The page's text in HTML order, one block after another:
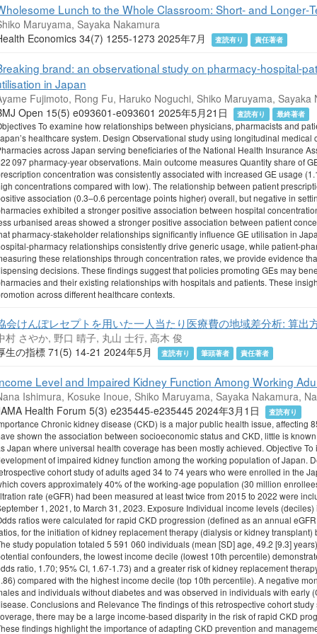
Lunch to the Whole Classroom: Short‐ and
Maruyama, Sayaka Nakamura
Economics 34(7) 1255-1273 2025年7月
査読有り 責任著者
brand: an observational study on pharmacy-hospital-
in Japan
Fujimoto, Rong Fu, Haruko Noguchi, Shiko Maruyama, Sayaka
Open 15(5) e093601-e093601 2025年5月21日
査読有り 最終著者
To examine how relationships between physicians, pharmacists and
healthcare system. Design Observational study using longitudinal
across Japan serving beneficiaries of the National Health Insurance
097 pharmacy-year observations. Main outcome measures Quantity share of
concentration was consistently associated with increased GE usage
concentrations compared with low). The relationship between patient
association (0.3–0.6 percentage points higher) overall, but negative in
exhibited a stronger positive association between hospital
urbanised areas showed a stronger positive association between patient
pharmacy-stakeholder relationships significantly influence GE utilisation in
pharmacy relationships consistently drive generic usage, while patient-
these relationships through concentration rates, we provide evidence
decisions. These findings suggest that policies promoting GEs may
and their existing relationships with hospitals and patients. These
across different healthcare contexts.
会けんぽレセプトを用いた一人当たり医療費の地域差分析: 算出
村 さやか, 野口 晴子, 丸山 士行, 高木 俊
生の指標 71(5) 14-21 2024年5月
査読有り 筆頭著者 責任著者
Level and Impaired Kidney Function Among Working
Ishimura, Kosuke Inoue, Shiko Maruyama, Sayaka Nakamura,
Health Forum 5(3) e235445-e235445 2024年3月1日
査読有り
Chronic kidney disease (CKD) is a major public health issue,
shown the association between socioeconomic status and CKD, little is
Japan where universal health coverage has been mostly achieved. Objective
of impaired kidney function among the working population of Japan.
cohort study of adults aged 34 to 74 years who were enrolled in the
covers approximately 40% of the working-age population (30 million
rate (eGFR) had been measured at least twice from 2015 to 2022 were
1, 2021, to March 31, 2023. Exposure Individual income levels
ratios were calculated for rapid CKD progression (defined as an annual
for the initiation of kidney replacement therapy (dialysis or kidney
study population totaled 5 591 060 individuals (mean [SD] age, 49.2 [9.3]
confounders, the lowest income decile (lowest 10th percentile)
ratio, 1.70; 95% CI, 1.67-1.73) and a greater risk of kidney replacement
compared with the highest income decile (top 10th percentile). A negative
and individuals without diabetes and was observed in individuals with early
Conclusions and Relevance The findings of this retrospective cohort
there may be a large income-based disparity in the risk of rapid CKD
findings highlight the importance of adapting CKD prevention and